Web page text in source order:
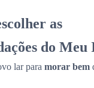
as
do Meu
lar para morar bem